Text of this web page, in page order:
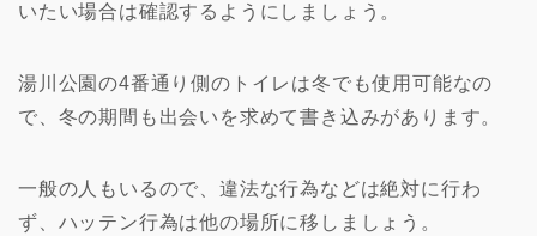
いたい場合は確認するようにしましょう。
湯川公園の4番通り側のトイレは冬でも使用可能なの
で、冬の期間も出会いを求めて書き込みがあります。
一般の人もいるので、違法な行為などは絶対に行わ
ず、ハッテン行為は他の場所に移しましょう。